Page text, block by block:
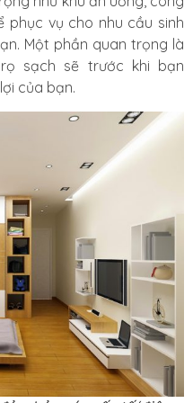
phục vụ cho nhu cầu sinh
Một phần quan trọng là
sạch sẽ trước khi bạn
của bạn.